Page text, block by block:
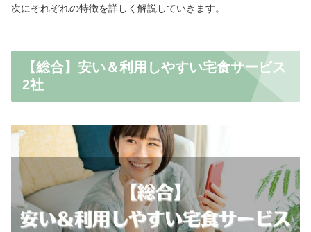
次にそれぞれの特徴を詳しく解説していきます。
【総合】安い＆利用しやすい宅食サービス
2社